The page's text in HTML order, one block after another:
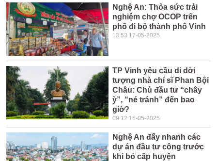
Nghệ An: Thỏa sức trải
nghiệm chợ OCOP trên
phố đi bộ thành phố Vinh
13:53 17-05-2025
TP Vinh yêu cầu di dời
tượng nhà chí sĩ Phan Bội
Châu: Chủ đầu tư “chây
ỳ”, “né tránh” đến bao
giờ?
09:12 16-05-2025
Nghệ An đẩy nhanh các
dự án đầu tư công trước
khi bỏ cấp huyện